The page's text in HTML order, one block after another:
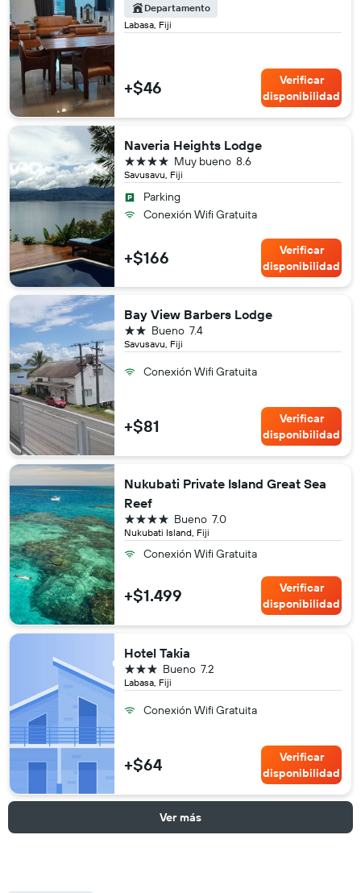
Labasa, Fiji
Departamento
+$46
Verificar
disponibilidad
Naveria Heights Lodge
Savusavu, Fiji
8.6
Muy bueno
4 estrellas
Parking
Conexión Wifi Gratuita
+$166
Verificar
disponibilidad
Bay View Barbers Lodge
Savusavu, Fiji
7.4
Bueno
2 estrellas
Conexión Wifi Gratuita
+$81
Verificar
disponibilidad
Nukubati Private Island Great Sea
Reef
Nukubati Island, Fiji
7.0
Bueno
4 estrellas
Conexión Wifi Gratuita
+$1.499
Verificar
disponibilidad
Hotel Takia
Labasa, Fiji
7.2
Bueno
3 estrellas
Conexión Wifi Gratuita
+$64
Verificar
disponibilidad
Ver más